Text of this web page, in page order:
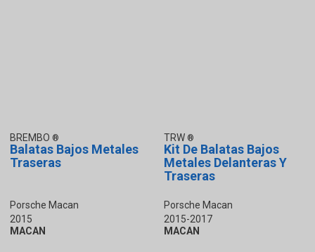
BREMBO
Balatas Bajos Metales
Traseras
Porsche Macan
2015
MACAN
TRW
Kit De Balatas Bajos
Metales Delanteras Y
Traseras
Porsche Macan
2015-2017
MACAN